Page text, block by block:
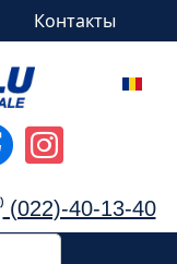
Контакты
(022)-40-13-40